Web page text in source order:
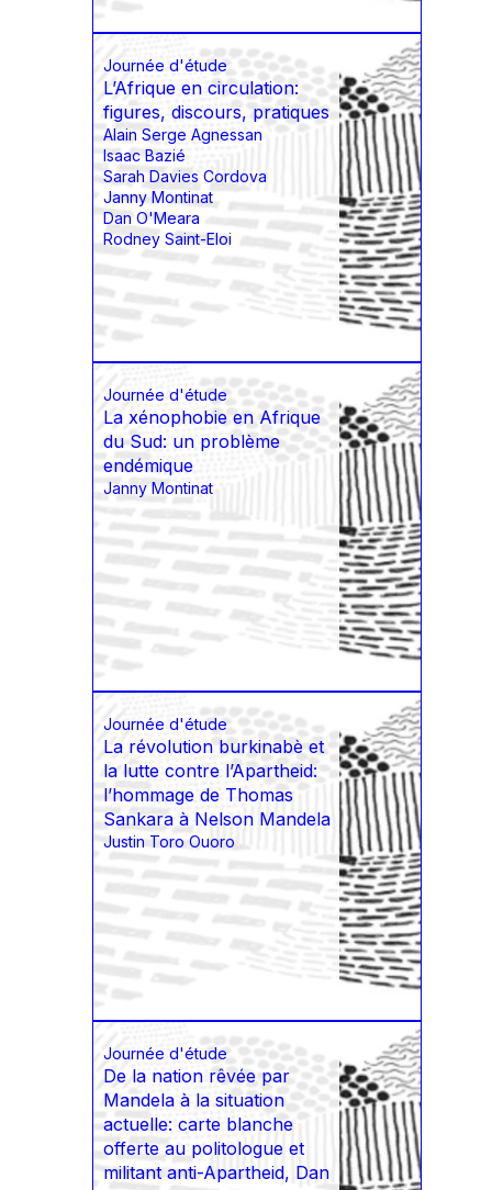
Journée d'étude
L’Afrique en circulation:
figures, discours, pratiques
Alain Serge Agnessan
Isaac Bazié
Sarah Davies Cordova
Janny Montinat
Dan O'Meara
Rodney Saint-Eloi
Journée d'étude
La xénophobie en Afrique
du Sud: un problème
endémique
Janny Montinat
Journée d'étude
La révolution burkinabè et
la lutte contre l’Apartheid:
l’hommage de Thomas
Sankara à Nelson Mandela
Justin Toro Ouoro
Journée d'étude
De la nation rêvée par
Mandela à la situation
actuelle: carte blanche
offerte au politologue et
militant anti-Apartheid, Dan